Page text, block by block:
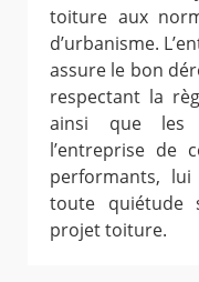
toiture aux
d’urbanisme.
assure le bon
respectant la
ainsi que les
l’entreprise de
performants,
toute quiétude
projet toiture.